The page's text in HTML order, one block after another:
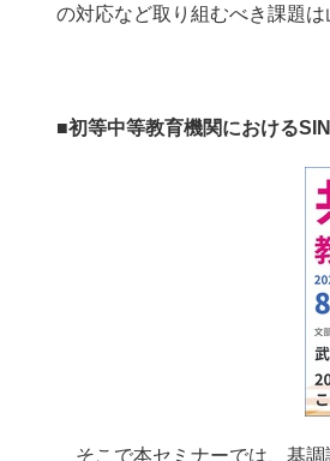
の対応など取り組むべき課題は
■初等中等教育機関における
そこで本セミナーでは、基